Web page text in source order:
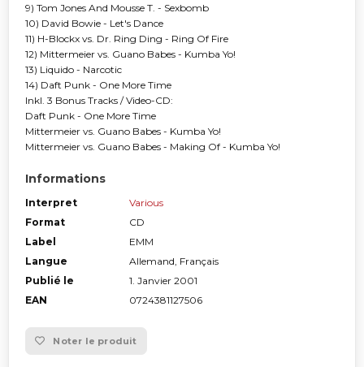
9) Tom Jones And Mousse T. - Sexbomb
10) David Bowie - Let's Dance
11) H-Blockx vs. Dr. Ring Ding - Ring Of Fire
12) Mittermeier vs. Guano Babes - Kumba Yo!
13) Liquido - Narcotic
14) Daft Punk - One More Time
Inkl. 3 Bonus Tracks / Video-CD:
Daft Punk - One More Time
Mittermeier vs. Guano Babes - Kumba Yo!
Mittermeier vs. Guano Babes - Making Of - Kumba Yo!
Informations
Interpret
Various
Format
CD
Label
EMM
Langue
Allemand, Français
Publié le
1. Janvier 2001
EAN
0724381127506
Noter le produit